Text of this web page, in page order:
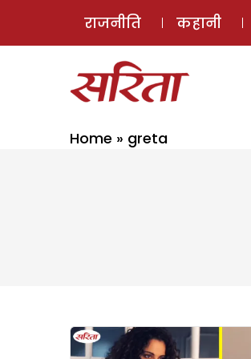
राजनीति कहानी
Home » greta